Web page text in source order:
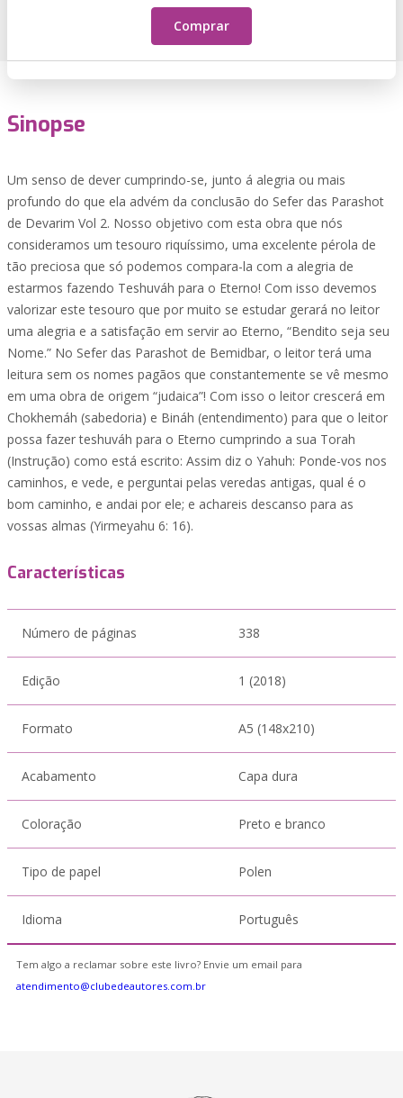
Comprar
Sinopse
Um senso de dever cumprindo-se, junto á alegria ou mais
profundo do que ela advém da conclusão do Sefer das Parashot
de Devarim Vol 2. Nosso objetivo com esta obra que nós
consideramos um tesouro riquíssimo, uma excelente pérola de
tão preciosa que só podemos compara-la com a alegria de
estarmos fazendo Teshuváh para o Eterno! Com isso devemos
valorizar este tesouro que por muito se estudar gerará no leitor
uma alegria e a satisfação em servir ao Eterno, “Bendito seja seu
Nome.” No Sefer das Parashot de Bemidbar, o leitor terá uma
leitura sem os nomes pagãos que constantemente se vê mesmo
em uma obra de origem “judaica”! Com isso o leitor crescerá em
Chokhemáh (sabedoria) e Bináh (entendimento) para que o leitor
possa fazer teshuváh para o Eterno cumprindo a sua Torah
(Instrução) como está escrito: Assim diz o Yahuh: Ponde-vos nos
caminhos, e vede, e perguntai pelas veredas antigas, qual é o
bom caminho, e andai por ele; e achareis descanso para as
vossas almas (Yirmeyahu 6: 16).
Características
Número de páginas 338
Edição 1 (2018)
Formato A5 (148x210)
Acabamento Capa dura
Coloração Preto e branco
Tipo de papel Polen
Idioma Português
Tem algo a reclamar sobre este livro? Envie um email para
atendimento@clubedeautores.com.br